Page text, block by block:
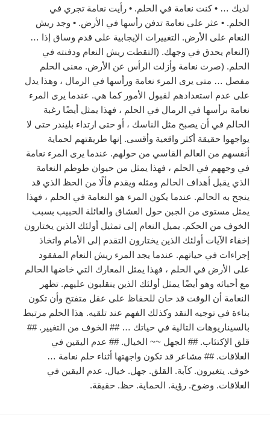
لديك … • كنت نعامة في الحلم. • رأيت نعامة تجري في
الحلم. • عثر على نعامة تدفن رأسها في الأرض. • وجد ريش
النعام على الأرض. التغييرات الإيجابية على قدم وساق إذا …
(النعام يحدق في وجهك. (التقطت ريش النعام ودفنته في
الحلم. (صرت نعامة وأزلت الرأس عن الأرض. معنى الحلم
مفصل … متى يرى المرء نعامة ورأسها في الرمال ، وهذا يدل
على عدم استعدادهم لقبول الأمور كما هي. عندما يرى المرء
نعامة برأسها في الرمال في الحلم ، فهذا يمثل أيضًا رغبة
الحالم في أن يصبح مثل الناسك ، أو حتى ارتداء بليندر حتى لا
يواجهوا حقيقة أكثر واقعية وأقسى. إنها طريقتهم لحماية
أنفسهم من العالم القاسي من حولهم. عندما يرى المرء نعامة
في وجههم في الحلم ، فهذا يمثل من حيوان طوطم النعامة
الذي يقبل أهداف الحالم ومثله ويقدم فألًا من الحظ الذي قد
ينجح به الحالم. عندما يكون المرء هو النعامة في الحلم ، فهذا
يمثل مستوى من الجبن حول العشاق والعائلة الحبيب بسبب
الخوف من الحكم. يميل النعام إلى تمثيل أولئك الذين يختارون
إخفاء الآيات أولئك الذين يختارون التقدم إلى الأمام واتخاذ
إجراءات في حياتهم. عندما يجد المرء ريش النعام المفقود
على الأرض في الحلم ، فهذا يمثل المعارك التي خاضها الحالم
مع أحبائه وهو أيضًا يمثل أولئك الذين ينقلبون عليهم. تظهر
النعامة أن الوقت قد حان للحفاظ على عقل متفتح وأن تكون
بناءة في توجيه النقد وكذلك الفهم عند تلقيه. هذا الحلم مرتبط
بالسيناريوهات التالية في حياتك … ## الخوف من التغيير. ##
قلق الإكتئاب. ## الجهل ~~ الخيال. ## عدم اليقين في
العلاقات. ## مشاعر قد تكون واجهتها أثناء حلم نعامة …
خوف. يتغيرون. كآبة. القلق. جهل. خيال. عدم اليقين في
العلاقات. وضوح. رؤية. الحماية. حظ. حقيقة.